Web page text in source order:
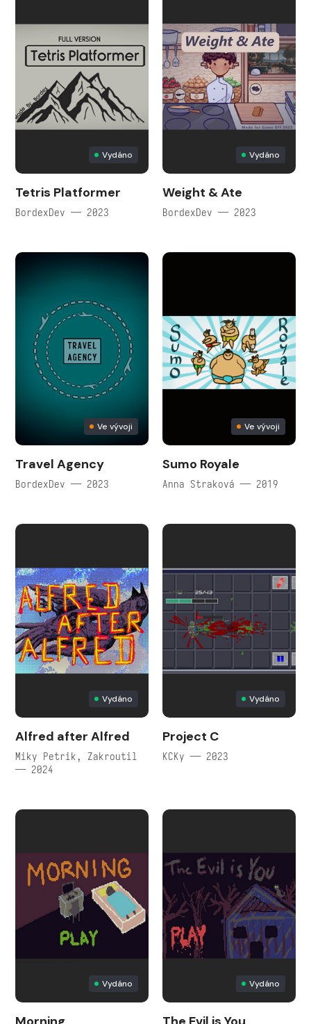
Vydáno
Tetris Platformer
BordexDev — 2023
Vydáno
Weight & Ate
BordexDev — 2023
Ve vývoji
Travel Agency
BordexDev — 2023
Ve vývoji
Sumo Royale
Anna Straková — 2019
Vydáno
Alfred after Alfred
Miky Petrik, Zakroutil
— 2024
Vydáno
Project C
KCKy — 2023
Vydáno Vydáno